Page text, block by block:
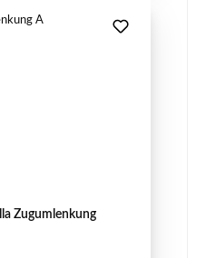
Zugumlenkung